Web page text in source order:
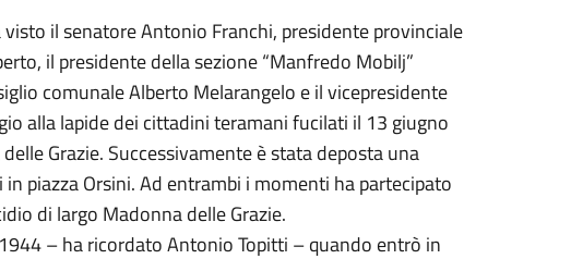
il senatore Antonio Franchi, presidente provinciale
il presidente della sezione “Manfredo Mobilj”
comunale Alberto Melarangelo e il vicepresidente
alla lapide dei cittadini teramani fucilati il 13 giugno
Grazie. Successivamente è stata deposta una
piazza Orsini. Ad entrambi i momenti ha partecipato
di largo Madonna delle Grazie.
– ha ricordato Antonio Topitti – quando entrò in